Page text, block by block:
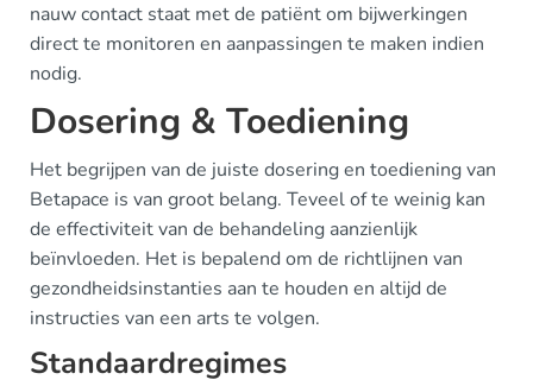
nauw contact staat met de patiënt om bijwerkingen
direct te monitoren en aanpassingen te maken indien
nodig.
Dosering & Toediening
Het begrijpen van de juiste dosering en toediening van
Betapace is van groot belang. Teveel of te weinig kan
de effectiviteit van de behandeling aanzienlijk
beïnvloeden. Het is bepalend om de richtlijnen van
gezondheidsinstanties aan te houden en altijd de
instructies van een arts te volgen.
Standaardregimes